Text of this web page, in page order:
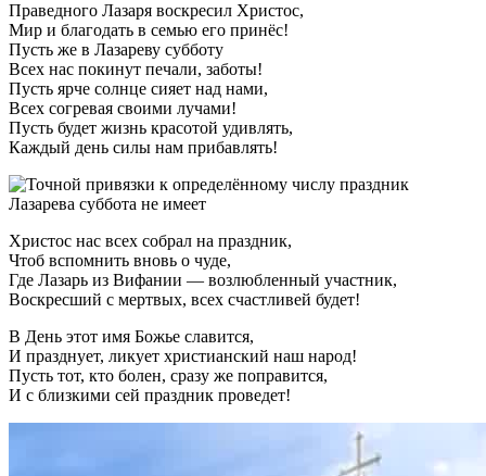
Праведного Лазаря воскресил Христос,
Мир и благодать в семью его принёс!
Пусть же в Лазареву субботу
Всех нас покинут печали, заботы!
Пусть ярче солнце сияет над нами,
Всех согревая своими лучами!
Пусть будет жизнь красотой удивлять,
Каждый день силы нам прибавлять!
Христос нас всех собрал на праздник,
Чтоб вспомнить вновь о чуде,
Где Лазарь из Вифании — возлюбленный участник,
Воскресший с мертвых, всех счастливей будет!
В День этот имя Божье славится,
И празднует, ликует христианский наш народ!
Пусть тот, кто болен, сразу же поправится,
И с близкими сей праздник проведет!